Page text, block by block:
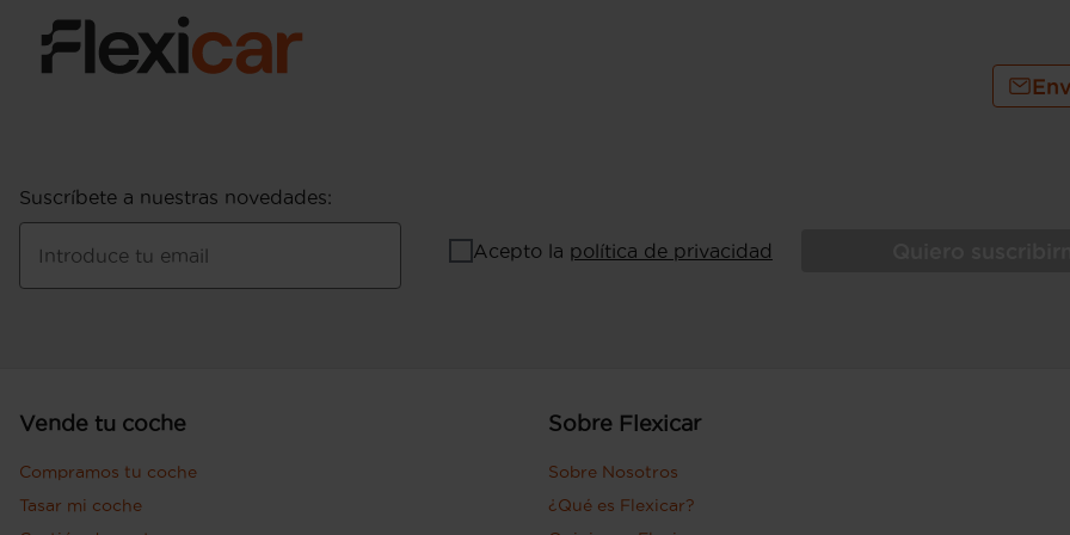
Suscríbete a nuestras novedades:
Introduce tu email Acepto la política de privacidad
Vende tu coche
Compramos tu coche
Tasar mi coche
Sobre Flexicar
Sobre Nosotros
¿Qué es Flexicar?